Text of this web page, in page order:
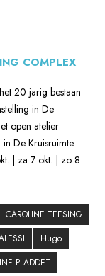
COMPLEX
20 jarig bestaan
in De
open atelier
De Kruisruimte.
| za 7 okt. | zo 8
CAROLINE TEESING
Hugo
PLADDET